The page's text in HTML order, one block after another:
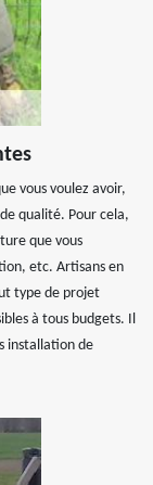
vous voulez avoir,
qualité. Pour cela,
que vous
etc. Artisans en
type de projet
à tous budgets. Il
installation de